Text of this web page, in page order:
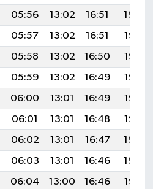
05:56 13:02 16:51
19:59
05:57 13:02 16:51
19:58
05:58 13:02 16:50
19:56
05:59 13:02 16:49
19:55
06:00 13:01 16:49
19:53
06:01 13:01 16:48
19:52
06:02 13:01 16:47
19:50
06:03 13:01 16:46
19:49
06:04 13:00 16:46
19:47